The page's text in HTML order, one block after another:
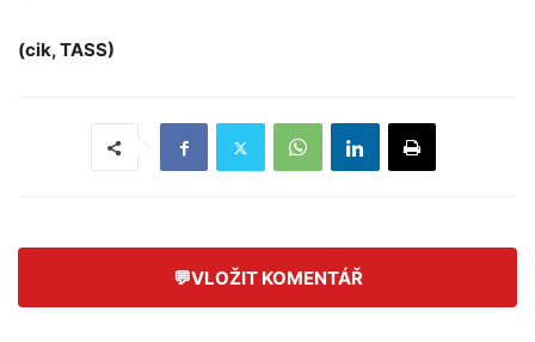
(cik, TASS)
💬VLOŽIT KOMENTÁŘ